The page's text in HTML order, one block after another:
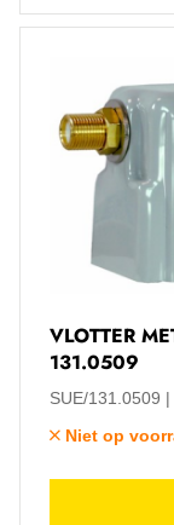
VLOTTER
131.0509
SUE/131.0509
Niet op